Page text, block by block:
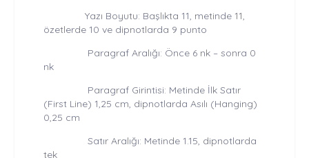
Yazı Boyutu: Başlıkta 11, metinde 11,
özetlerde 10 ve dipnotlarda 9 punto
Paragraf Aralığı: Önce 6 nk – sonra 0
nk
Paragraf Girintisi: Metinde İlk Satır
(First Line) 1,25 cm, dipnotlarda Asılı (Hanging)
0,25 cm
Satır Aralığı: Metinde 1.15, dipnotlarda
tek